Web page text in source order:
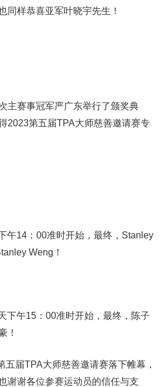
同样恭喜亚军叶晓宇先生！
主赛事冠军严广东举行了颁奖典
2023第五届TPA大师慈善邀请赛专
午14：00准时开始，最终，Stanley
Weng！
下午15：00准时开始，最终，陈子
！
五届TPA大师慈善邀请赛落下帷幕，
谢谢各位参赛运动员的信任与支